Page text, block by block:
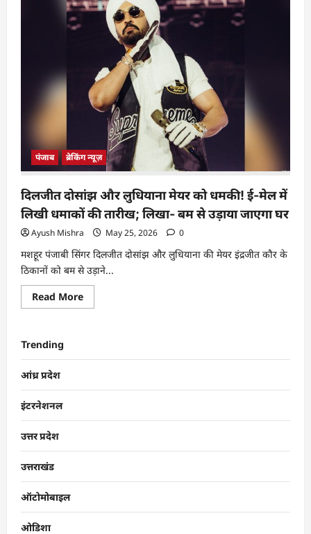
पंजाब ब्रेकिंग न्यूज़
दिलजीत दोसांझ और लुधियाना मेयर को धमकी! ई-मेल में
लिखी धमाकों की तारीख; लिखा- बम से उड़ाया जाएगा घर
Ayush Mishra May 25, 2026 0
मशहूर पंजाबी सिंगर दिलजीत दोसांझ और लुधियाना की मेयर इंद्रजीत कौर के
ठिकानों को बम से उड़ाने...
Read More
Trending
आंध्र प्रदेश
इंटरनेशनल
उत्तर प्रदेश
उत्तराखंड
ऑटोमोबाइल
ओडिशा